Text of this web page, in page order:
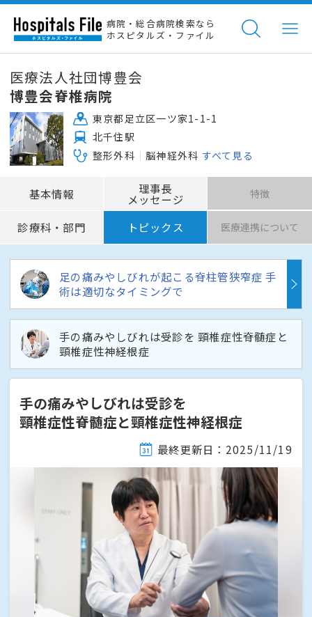
病院・総合病院検索なら
ホスピタルズ・ファイル
医療法人社団博豊会
博豊会脊椎病院
東京都足立区一ツ家1-1-1
北千住駅
整形外科
脳神経外科 すべて見る
基本情報 理事長
メッセージ 特徴
診療科・部門 トピックス 医療連携について
足の痛みやしびれが起こる脊柱管狭窄症 手
術は適切なタイミングで
手の痛みやしびれは受診を 頸椎症性脊髄症と
頸椎症性神経根症
手の痛みやしびれは受診を
頸椎症性脊髄症と頸椎症性神経根症
最終更新日：2025/11/19